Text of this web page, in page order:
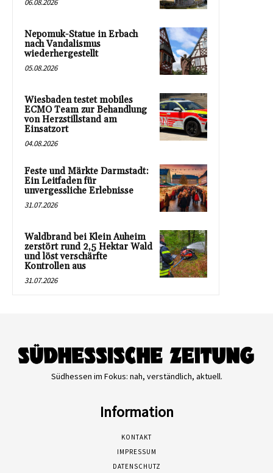
06.08.2026
Nepomuk-Statue in Erbach
nach Vandalismus
wiederhergestellt
05.08.2026
Wiesbaden testet mobiles
ECMO Team zur Behandlung
von Herzstillstand am
Einsatzort
04.08.2026
Feste und Märkte Darmstadt:
Ein Leitfaden für
unvergessliche Erlebnisse
31.07.2026
Waldbrand bei Klein Auheim
zerstört rund 2,5 Hektar Wald
und löst verschärfte
Kontrollen aus
31.07.2026
Südhessen im Fokus: nah, verständlich, aktuell.
Information
KONTAKT
IMPRESSUM
DATENSCHUTZ